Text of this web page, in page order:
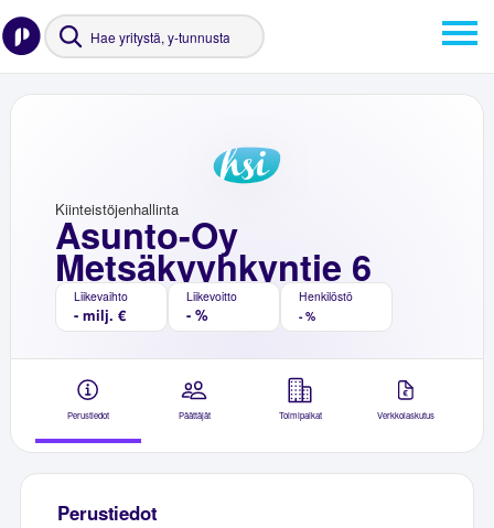
Asunto-Oy
Metsäkyyhkyntie 6
Kiinteistöjenhallinta
Liikevaihto
- milj. €
Liikevoitto
- %
Henkilöstö
- %
Perustiedot Päättäjät Toimipaikat Verkkolaskutus
Perustiedot